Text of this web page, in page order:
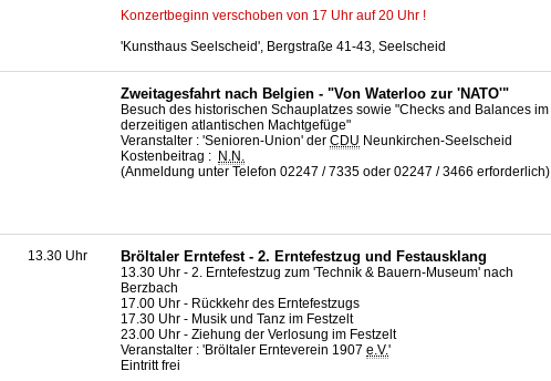
Konzertbeginn verschoben von 17 Uhr auf 20 Uhr !
'Kunsthaus Seelscheid', Bergstraße 41-43, Seelscheid
Zweitagesfahrt nach Belgien - "Von Waterloo zur 'NATO'"
Besuch des historischen Schauplatzes sowie "Checks and Balances im
derzeitigen atlantischen Machtgefüge"
Veranstalter : 'Senioren-Union' der CDU Neunkirchen-Seelscheid
Kostenbeitrag : N.N.
(Anmeldung unter Telefon 02247 / 7335 oder 02247 / 3466 erforderlich)
13.30 Uhr Bröltaler Erntefest - 2. Erntefestzug und Festausklang
13.30 Uhr - 2. Erntefestzug zum 'Technik & Bauern-Museum' nach
Berzbach
17.00 Uhr - Rückkehr des Erntefestzugs
17.30 Uhr - Musik und Tanz im Festzelt
23.00 Uhr - Ziehung der Verlosung im Festzelt
Veranstalter : 'Bröltaler Ernteverein 1907 e.V.'
Eintritt frei